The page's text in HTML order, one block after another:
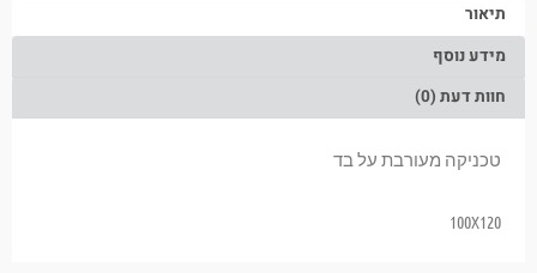
תיאור
מידע נוסף
חוות דעת (0)
טכניקה מעורבת על בד
100X120